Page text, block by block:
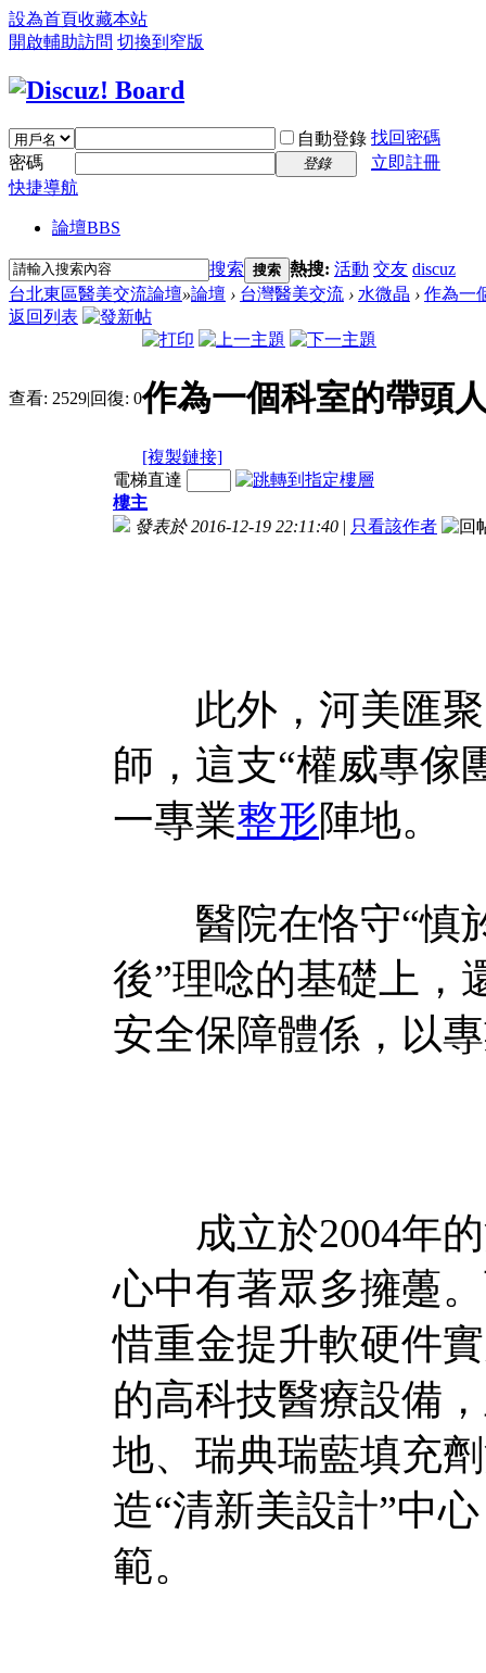
設為首頁收藏本站
開啟輔助訪問 切換到窄版
自動登錄 找回密碼
密碼
登錄
立即註冊
快捷導航
論壇BBS
搜索 搜索 熱搜: 活動 交友 discuz
台北東區醫美交流論壇»論壇 › 台灣醫美交流 › 水微晶 › 作為一
返回列表
查看: 2529|回復: 0作為一個科室的帶頭
[複製鏈接]
電梯直達
樓主
發表於 2016-12-19 22:11:40 | 只看該作者
此外，河美匯聚
師，這支“權威專傢
一專業整形陣地。
醫院在恪守“慎於
後”理唸的基礎上，
安全保障體係，以
成立於2004年的
心中有著眾多擁躉
惜重金提升軟硬件
的高科技醫療設備
地、瑞典瑞藍填充
造“清新美設計”中
範。